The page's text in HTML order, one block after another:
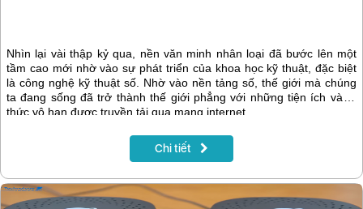
Nhìn lại vài thập kỷ qua, nền văn minh nhân loại đã bước lên một
tầm cao mới nhờ vào sự phát triển của khoa học kỹ thuật, đặc biệt
là công nghệ kỹ thuật số. Nhờ vào nền tảng số, thế giới mà chúng
ta đang sống đã trở thành thế giới phẳng với những tiện ích và tri
thức vô hạn được truyền tải qua mạng internet.
Chi tiết